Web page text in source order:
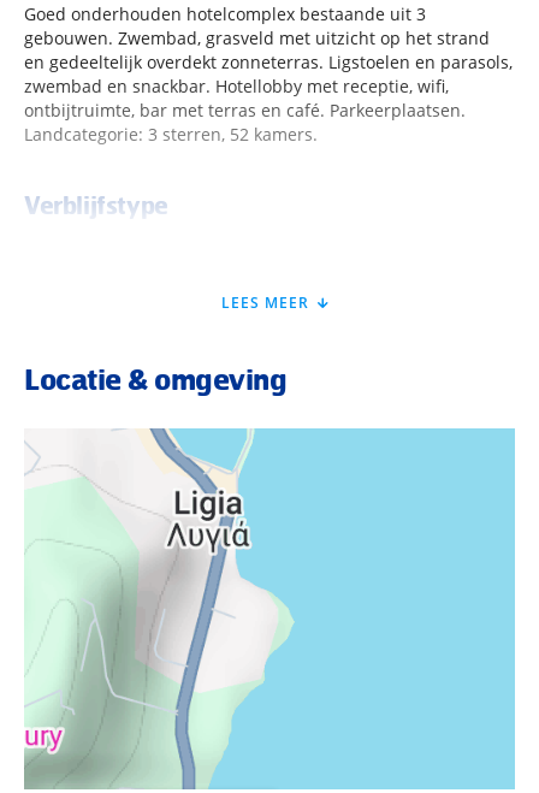
Goed onderhouden hotelcomplex bestaande uit 3
gebouwen. Zwembad, grasveld met uitzicht op het strand
en gedeeltelijk overdekt zonneterras. Ligstoelen en parasols,
zwembad en snackbar. Hotellobby met receptie, wifi,
ontbijtruimte, bar met terras en café. Parkeerplaatsen.
Landcategorie: 3 sterren, 52 kamers.
Verblijfstype
telefoon en kluis. Douche, toilet. Balkon naar keuze met
• Ontbijt: ontbijtbuffet
Minis & Maxis
• Apart kinderzwembad
LEES MEER
Locatie & omgeving